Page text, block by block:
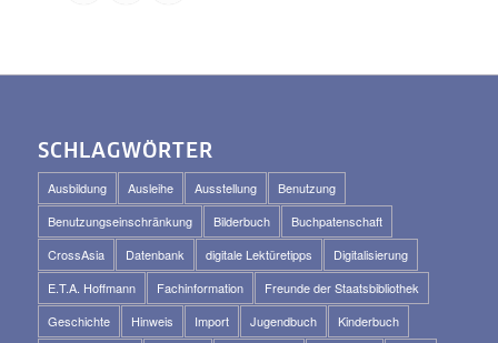
SCHLAGWÖRTER
Ausbildung Ausleihe Ausstellung
Benutzung
Benutzungseinschränkung
Bilderbuch
Buchpatenschaft
CrossAsia
Datenbank digitale Lektüretipps
Digitalisierung
E.T.A. Hoffmann
Fachinformation
Freunde der Staatsbibliothek
Geschichte
Hinweis Import Jugendbuch
Kinderbuch